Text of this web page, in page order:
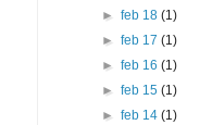
► feb 18 (1)
► feb 17 (1)
► feb 16 (1)
► feb 15 (1)
► feb 14 (1)